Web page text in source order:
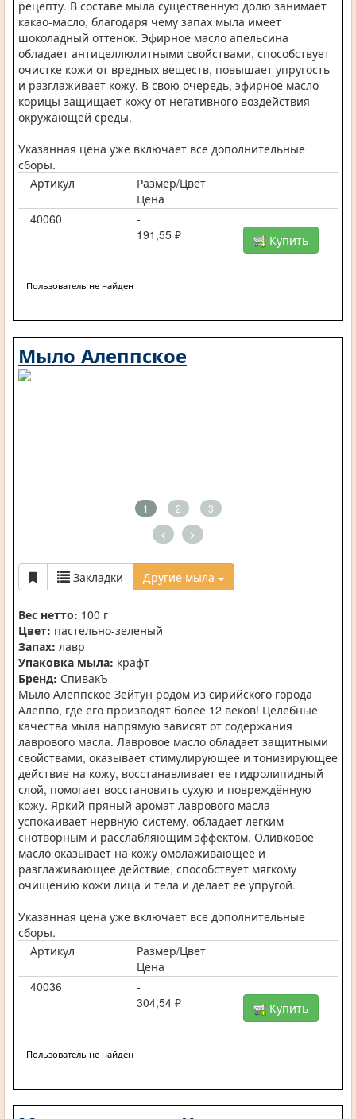
рецепту. В составе мыла существенную долю занимает
какао-масло, благодаря чему запах мыла имеет
шоколадный оттенок. Эфирное масло апельсина
обладает антицеллюлитными свойствами, способствует
очистке кожи от вредных веществ, повышает упругость
и разглаживает кожу. В свою очередь, эфирное масло
корицы защищает кожу от негативного воздействия
окружающей среды.
Указанная цена уже включает все дополнительные
сборы.
Артикул
Размер/Цвет
Цена
40060
-
191,55 ₽
Купить
Пользователь не найден
Мыло Алеппское
1 2 3
< >
Закладки Другие мыла
Вес нетто: 100 г
Цвет: пастельно-зеленый
Запах: лавр
Упаковка мыла: крафт
Бренд: СпивакЪ
Мыло Алеппское Зейтун родом из сирийского города
Алеппо, где его производят более 12 веков! Целебные
качества мыла напрямую зависят от содержания
лаврового масла. Лавровое масло обладает защитными
свойствами, оказывает стимулирующее и тонизирующее
действие на кожу, восстанавливает ее гидролипидный
слой, помогает восстановить сухую и повреждённую
кожу. Яркий пряный аромат лаврового масла
успокаивает нервную систему, обладает легким
снотворным и расслабляющим эффектом. Оливковое
масло оказывает на кожу омолаживающее и
разглаживающее действие, способствует мягкому
очищению кожи лица и тела и делает ее упругой.
Указанная цена уже включает все дополнительные
сборы.
Артикул
Размер/Цвет
Цена
40036
-
304,54 ₽
Купить
Пользователь не найден